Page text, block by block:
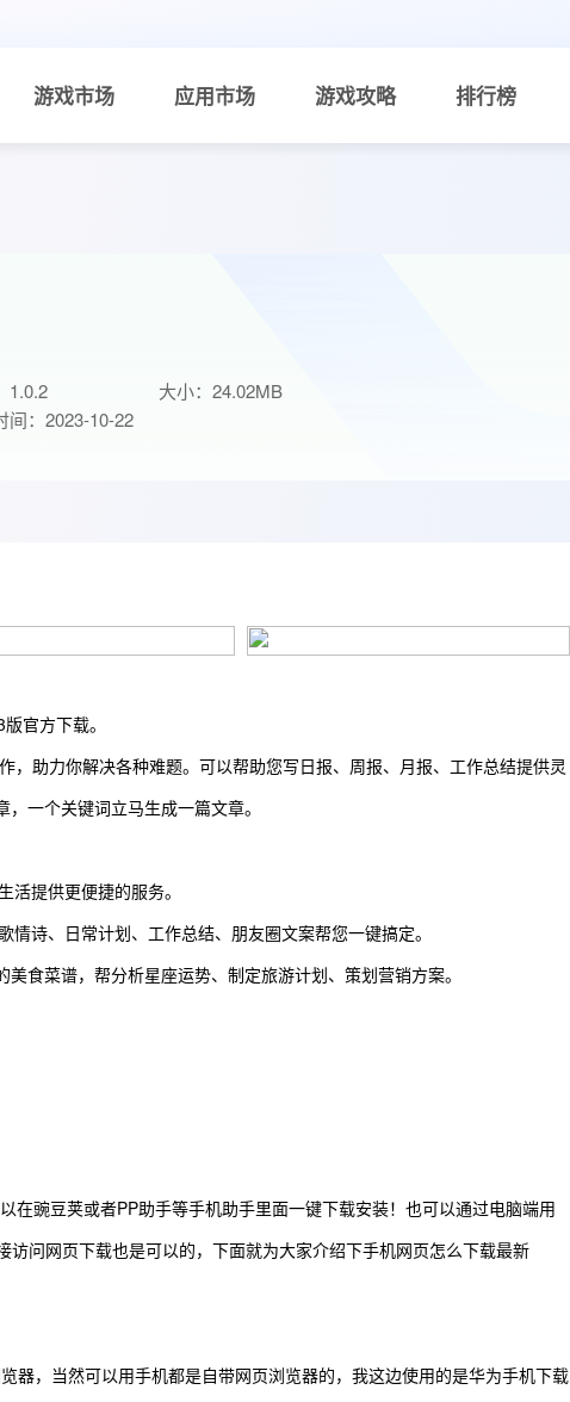
游戏市场 应用市场 游戏攻略 排行榜
1.0.2
大小：24.02MB
间：2023-10-22
官方下载。
，助力你解决各种难题。可以帮助您写日报、周报、月报、工作总结提供灵
一个关键词立马生成一篇文章。
活提供更便捷的服务。
情诗、日常计划、工作总结、朋友圈文案帮您一键搞定。
食菜谱，帮分析星座运势、制定旅游计划、策划营销方案。
在豌豆荚或者PP助手等手机助手里面一键下载安装！也可以通过电脑端用
问网页下载也是可以的，下面就为大家介绍下手机网页怎么下载最新
器，当然可以用手机都是自带网页浏览器的，我这边使用的是华为手机下载